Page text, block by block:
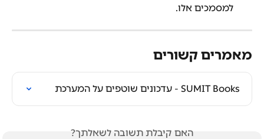
למסמכים אלו.
מאמרים קשורים
SUMIT Books - עדכונים שוטפים על המערכת
האם קיבלת תשובה לשאלתך?